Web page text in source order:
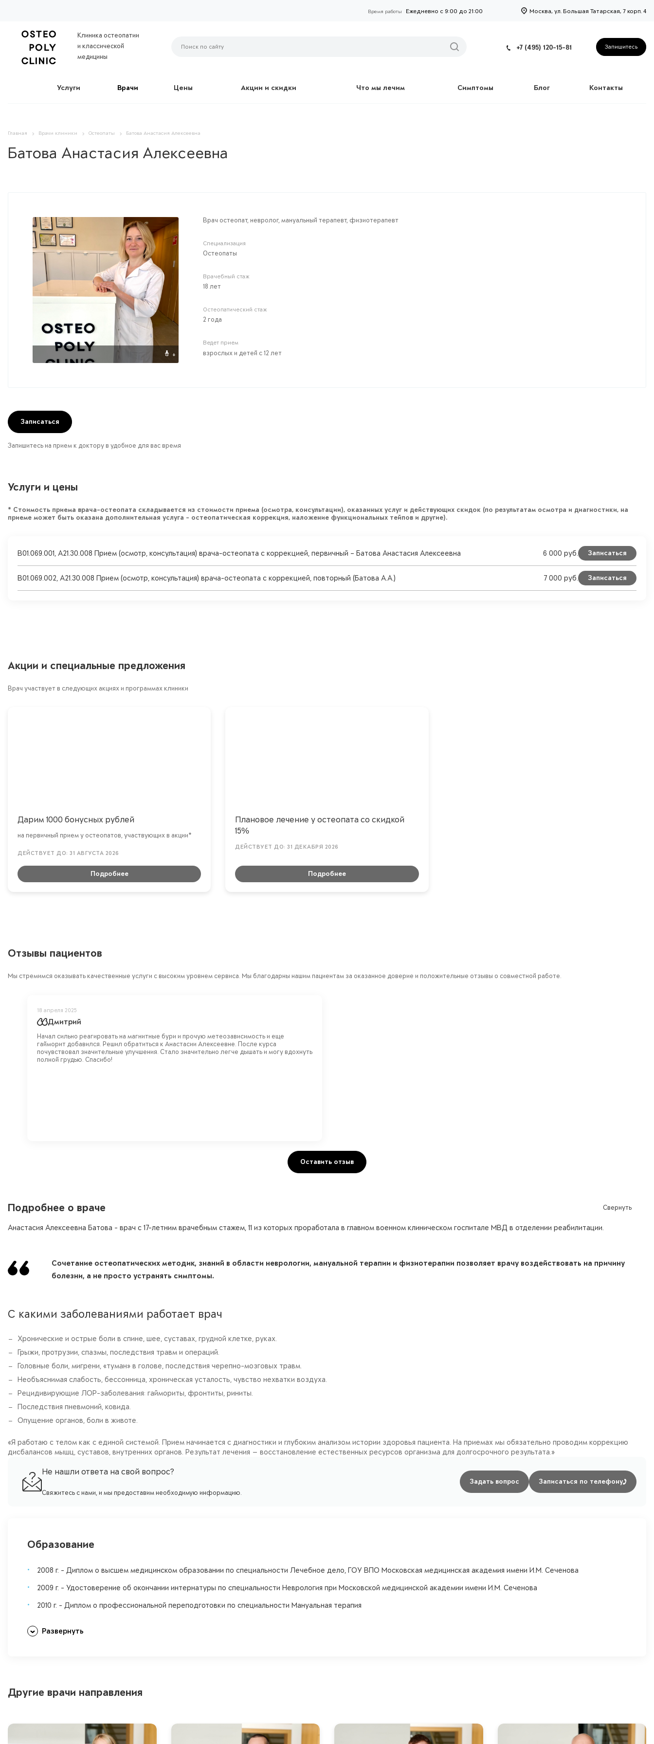
Время работы Ежедневно с 9:00 до 21:00 Москва, ул. Большая Татарская, 7 корп. 4
Клиника остеопатии
и классической
медицины
Запишитесь
+7 (495) 120-15-81
Услуги Врачи Цены Акции и скидки Что мы лечим Симптомы Блог Контакты
Главная Врачи клиники Остеопаты Батова Анастасия Алексеевна
Батова Анастасия Алексеевна
+
Врач остеопат, невролог, мануальный терапевт, физиотерапевт
Специализация
Остеопаты
Врачебный стаж
18 лет
Остеопатический стаж
2 года
Ведет прием
взрослых и детей с 12 лет
Записаться
Запишитесь на прием к доктору в удобное для вас время
Услуги и цены
* Стоимость приема врача-остеопата складывается из стоимости приема (осмотра, консультации), оказанных услуг и действующих скидок (по результатам осмотра и диагностики, на
приеме может быть оказана дополнительная услуга – остеопатическая коррекция, наложение функциональных тейпов и другие).
B01.069.001, A21.30.008 Прием (осмотр, консультация) врача-остеопата c коррекцией, первичный – Батова Анастасия Алексеевна 6 000 руб. Записаться
B01.069.002, A21.30.008 Прием (осмотр, консультация) врача-остеопата c коррекцией, повторный (Батова А.А.) 7 000 руб. Записаться
Акции и специальные предложения
Врач участвует в следующих акциях и программах клиники
Дарим 1000 бонусных рублей
на первичный прием у остеопатов, участвующих в акции*
ДЕЙСТВУЕТ ДО: 31 АВГУСТА 2026
Подробнее
Плановое лечение у остеопата со скидкой
15%
ДЕЙСТВУЕТ ДО: 31 ДЕКАБРЯ 2026
Подробнее
Отзывы пациентов
Мы стремимся оказывать качественные услуги с высоким уровнем сервиса. Мы благодарны нашим пациентам за оказанное доверие и положительные отзывы о совместной работе.
18 апреля 2025
Дмитрий
Начал сильно реагировать на магнитные бури и прочую метеозависимость и еще
гайморит добавился. Решил обратиться к Анастасии Алексеевне. После курса
почувствовал значительные улучшения. Стало значительно легче дышать и могу вдохнуть
полной грудью. Спасибо!
Оставить отзыв
Подробнее о враче Свернуть
Анастасия Алексеевна Батова - врач с 17-летним врачебным стажем, 11 из которых проработала в главном военном клиническом госпитале МВД в отделении реабилитации.
Сочетание остеопатических методик, знаний в области неврологии, мануальной терапии и физиотерапии позволяет врачу воздействовать на причину
болезни, а не просто устранять симптомы.
С какими заболеваниями работает врач
Хронические и острые боли в спине, шее, суставах, грудной клетке, руках.
Грыжи, протрузии, спазмы, последствия травм и операций.
Головные боли, мигрени, «туман» в голове, последствия черепно-мозговых травм.
Необъяснимая слабость, бессонница, хроническая усталость, чувство нехватки воздуха.
Рецидивирующие ЛОР-заболевания: гаймориты, фронтиты, риниты.
Последствия пневмоний, ковида.
Опущение органов, боли в животе.
«Я работаю с телом как с единой системой. Прием начинается с диагностики и глубоким анализом истории здоровья пациента. На приемах мы обязательно проводим коррекцию
дисбалансов мышц, суставов, внутренних органов. Результат лечения — восстановление естественных ресурсов организма для долгосрочного результата.»
Не нашли ответа на свой вопрос?
Свяжитесь с нами, и мы предоставим необходимую информацию.
Задать вопрос Записаться по телефону
Образование
2008 г. - Диплом о высшем медицинском образовании по специальности Лечебное дело, ГОУ ВПО Московская медицинская академия имени И.М. Сеченова
2009 г. - Удостоверение об окончании интернатуры по специальности Неврология при Московской медицинской академии имени И.М. Сеченова
2010 г. - Диплом о профессиональной переподготовки по специальности Мануальная терапия
Развернуть
Другие врачи направления